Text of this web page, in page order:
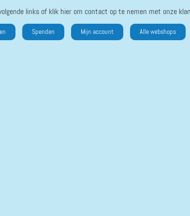
links of klik hier om contact op te nemen met onze
Spenden Mijn account Alle webshops